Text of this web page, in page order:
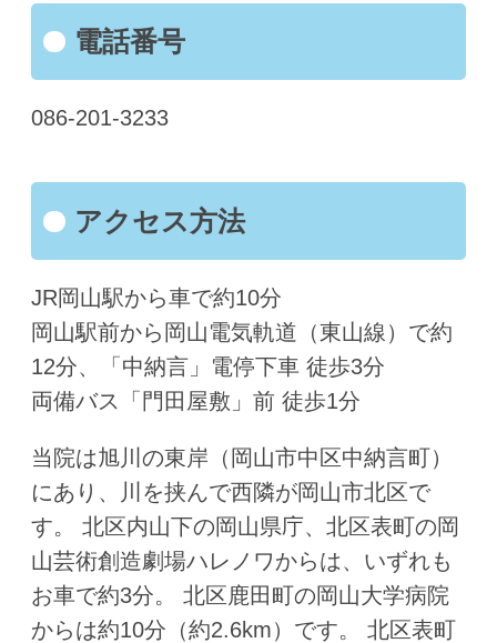
電話番号
086-201-3233
アクセス方法
JR岡山駅から車で約10分
岡山駅前から岡山電気軌道（東山線）で約
12分、「中納言」電停下車 徒歩3分
両備バス「門田屋敷」前 徒歩1分
当院は旭川の東岸（岡山市中区中納言町）
にあり、川を挟んで西隣が岡山市北区で
す。 北区内山下の岡山県庁、北区表町の岡
山芸術創造劇場ハレノワからは、いずれも
お車で約3分。 北区鹿田町の岡山大学病院
からは約10分（約2.6km）です。 北区表町